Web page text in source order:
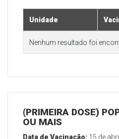
Unidade
Nenhum resultado foi
(PRIMEIRA DOSE)
OU MAIS
Data de Vacinação: 15 de